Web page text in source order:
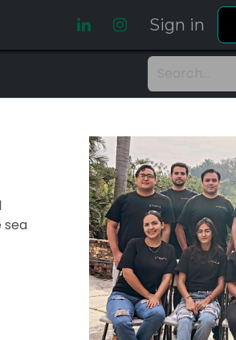
Sign in
sea